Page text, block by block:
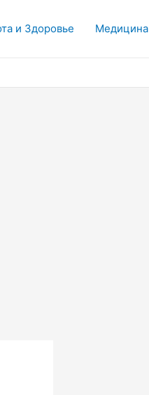
и Здоровье Медицина